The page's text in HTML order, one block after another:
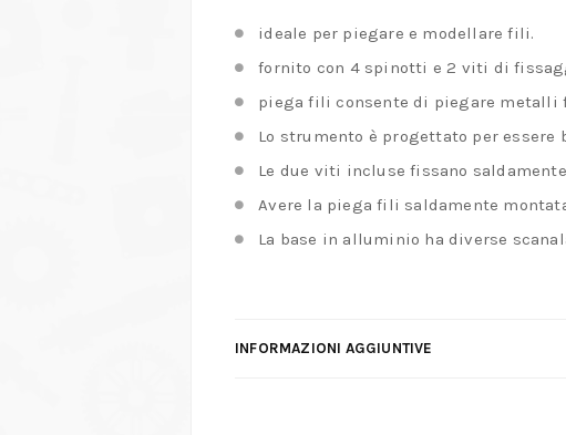
ideale per piegare e modellare fili.
fornito con 4 spinotti e 2 viti di
piega fili consente di piegare metalli
Lo strumento è progettato per
Le due viti incluse fissano
Avere la piega fili saldamente
La base in alluminio ha diverse
INFORMAZIONI AGGIUNTIVE